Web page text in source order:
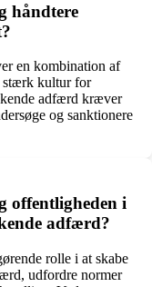
håndtere
en kombination af
stærk kultur for
adfærd kræver
og sanktionere
offentligheden i
adfærd?
rolle i at skabe
udfordre normer